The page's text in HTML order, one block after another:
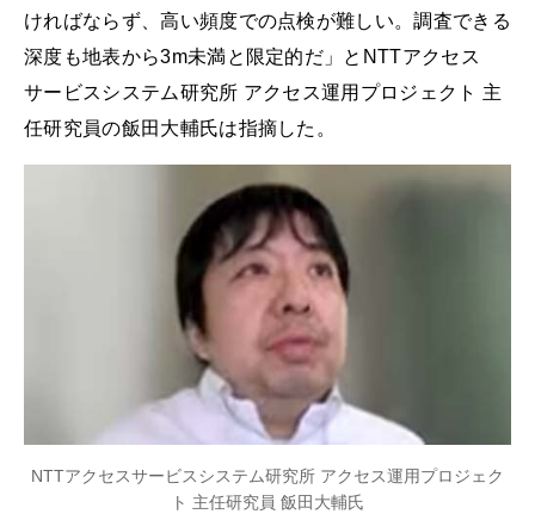
ければならず、高い頻度での点検が難しい。調査できる
深度も地表から3m未満と限定的だ」とNTTアクセス
サービスシステム研究所 アクセス運用プロジェクト 主
任研究員の飯田大輔氏は指摘した。
NTTアクセスサービスシステム研究所 アクセス運用プロジェク
ト 主任研究員 飯田大輔氏